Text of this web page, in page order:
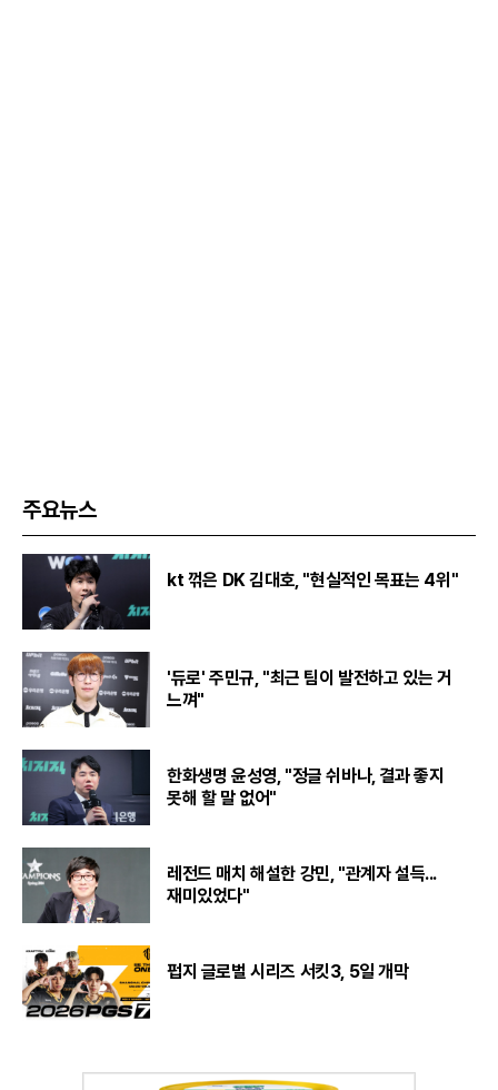
주요뉴스
kt 꺾은 DK 김대호, "현실적인 목표는 4위"
'듀로' 주민규, "최근 팀이 발전하고 있는 거
느껴"
한화생명 윤성영, "정글 쉬바나, 결과 좋지
못해 할 말 없어"
레전드 매치 해설한 강민, "관계자 설득...
재미있었다"
펍지 글로벌 시리즈 서킷3, 5일 개막